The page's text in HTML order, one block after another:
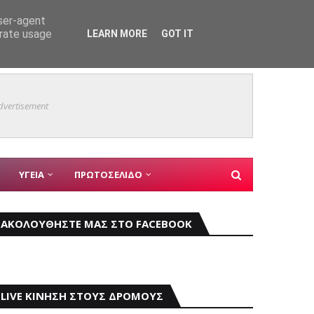
ΕΠΙΧΕΙΡΗΣΕΙΣ
ΥΓΕΙΑ ΠΡΩΤΟΣΕΛΙΔΟ
ΑΚΟΛΟΥΘΗΣΤΕ ΜΑΣ ΣΤΟ FACEBOOK
LIVE ΚΙΝΗΣΗ ΣΤΟΥΣ ΔΡΟΜΟΥΣ
agent
usage
LEARN MORE GOT IT